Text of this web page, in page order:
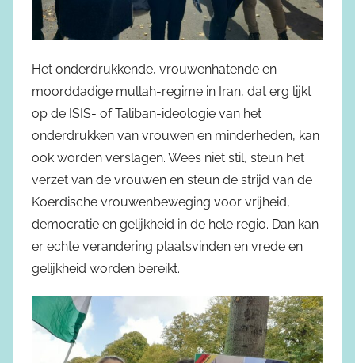
Het onderdrukkende, vrouwenhatende en
moorddadige mullah-regime in Iran, dat erg lijkt
op de ISIS- of Taliban-ideologie van het
onderdrukken van vrouwen en minderheden, kan
ook worden verslagen. Wees niet stil, steun het
verzet van de vrouwen en steun de strijd van de
Koerdische vrouwenbeweging voor vrijheid,
democratie en gelijkheid in de hele regio. Dan kan
er echte verandering plaatsvinden en vrede en
gelijkheid worden bereikt.